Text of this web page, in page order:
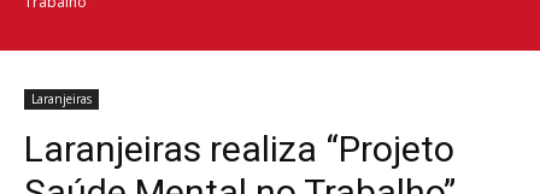
Laranjeiras
Laranjeiras realiza “Projeto